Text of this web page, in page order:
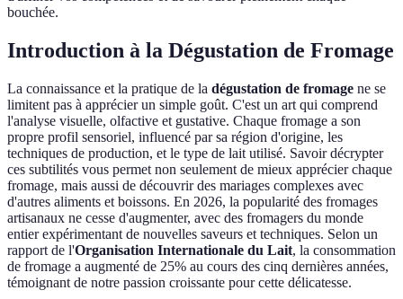
bouchée.
Introduction à la Dégustation de Fromage
La connaissance et la pratique de la dégustation de fromage ne se
limitent pas à apprécier un simple goût. C'est un art qui comprend
l'analyse visuelle, olfactive et gustative. Chaque fromage a son
propre profil sensoriel, influencé par sa région d'origine, les
techniques de production, et le type de lait utilisé. Savoir décrypter
ces subtilités vous permet non seulement de mieux apprécier chaque
fromage, mais aussi de découvrir des mariages complexes avec
d'autres aliments et boissons. En 2026, la popularité des fromages
artisanaux ne cesse d'augmenter, avec des fromagers du monde
entier expérimentant de nouvelles saveurs et techniques. Selon un
rapport de l'Organisation Internationale du Lait, la consommation
de fromage a augmenté de 25% au cours des cinq dernières années,
témoignant de notre passion croissante pour cette délicatesse.